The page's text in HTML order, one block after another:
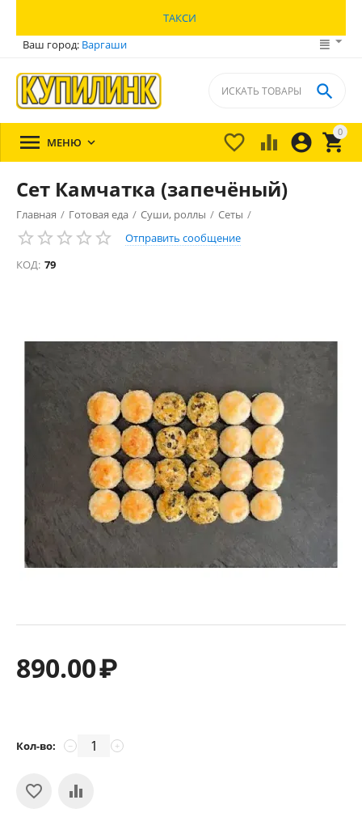
ТАКСИ
Ваш город: Варгаши
0


 

 МЕНЮ 
Сет Камчатка (запечёный)
Главная / Готовая еда / Суши, роллы / Сеты /
Отправить сообщение
КОД: 79
890.00₽
Кол-во: +
−